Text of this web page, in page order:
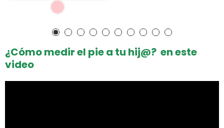
¿Cómo medir el pie a tu hij@? en este
video